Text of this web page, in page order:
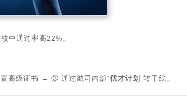
中通过率高22%。
高级证书 → ③ 通过航司内部“优才计划 ”转干线。